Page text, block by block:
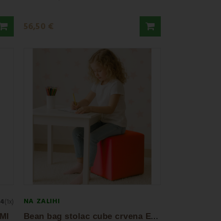
56,50 €
4(1x) NA ZALIHI
B
ean bag stolac cube crvena EMI